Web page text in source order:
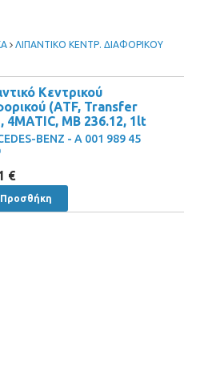
ΛΙΠΑΝΤΙΚΟ ΚΕΝΤΡ. ΔΙΑΦΟΡΙΚΟΥ
Kεντρικού
(ATF, Transfer
4MATIC, MB 236.12, 1lt
BENZ - A 001 989 45
€
Προσθήκη